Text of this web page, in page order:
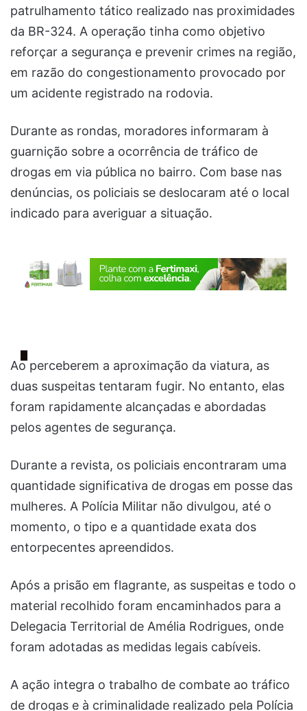
patrulhamento tático realizado nas proximidades
da BR-324. A operação tinha como objetivo
reforçar a segurança e prevenir crimes na região,
em razão do congestionamento provocado por
um acidente registrado na rodovia.
Durante as rondas, moradores informaram à
guarnição sobre a ocorrência de tráfico de
drogas em via pública no bairro. Com base nas
denúncias, os policiais se deslocaram até o local
indicado para averiguar a situação.
Ao perceberem a aproximação da viatura, as
duas suspeitas tentaram fugir. No entanto, elas
foram rapidamente alcançadas e abordadas
pelos agentes de segurança.
Durante a revista, os policiais encontraram uma
quantidade significativa de drogas em posse das
mulheres. A Polícia Militar não divulgou, até o
momento, o tipo e a quantidade exata dos
entorpecentes apreendidos.
Após a prisão em flagrante, as suspeitas e todo o
material recolhido foram encaminhados para a
Delegacia Territorial de Amélia Rodrigues, onde
foram adotadas as medidas legais cabíveis.
A ação integra o trabalho de combate ao tráfico
de drogas e à criminalidade realizado pela Polícia